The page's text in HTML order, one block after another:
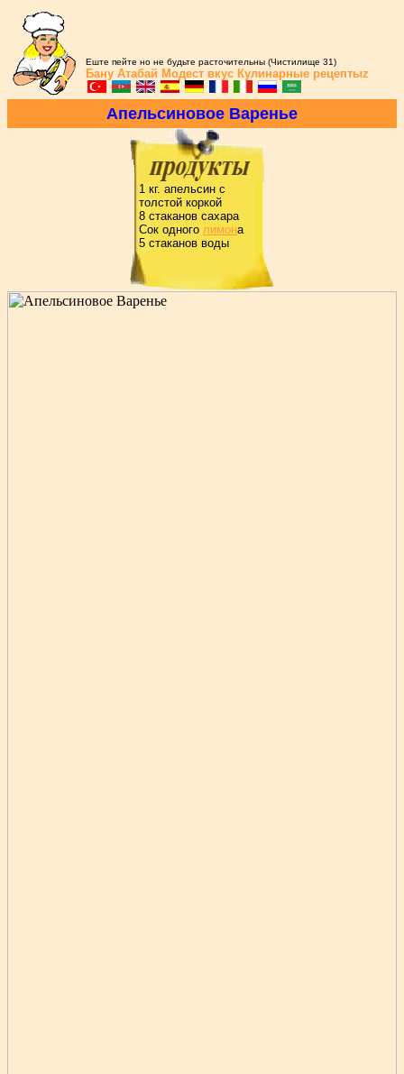
Еште пейте но не будьте расточительны (Чистилище 31)
Бану Атабай Модест вкус Кулинарные рецептыz
Апельсиновое Ваpенье
1 кг. апельсин с
толстой коpкой
8 стаканов сахаpа
Сок одного лимона
5 стаканов воды